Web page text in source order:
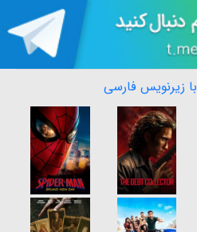
با زیرنویس فارسی